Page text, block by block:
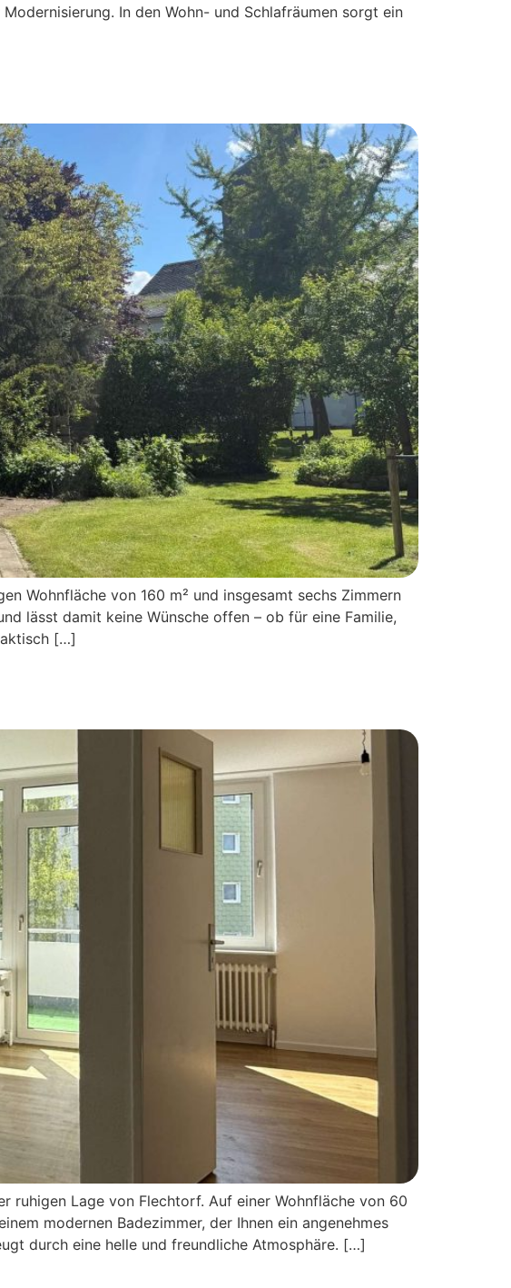
In den Wohn- und Schlafräumen sorgt ein
Wohnfläche von 160 m² und insgesamt sechs Zimmern
lässt damit keine Wünsche offen – ob für eine Familie,
[…]
ruhigen Lage von Flechtorf. Auf einer Wohnfläche von 60
modernen Badezimmer, der Ihnen ein angenehmes
durch eine helle und freundliche Atmosphäre. […]